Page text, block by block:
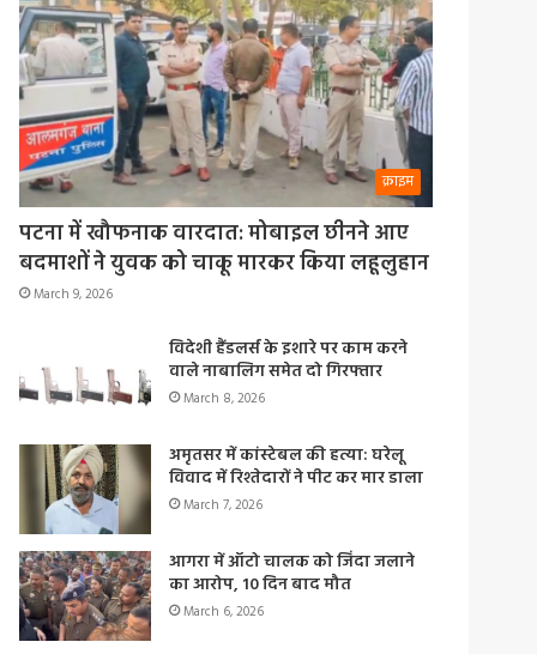
क्राइम
पटना में खौफनाक वारदात: मोबाइल छीनने आए
बदमाशों ने युवक को चाकू मारकर किया लहूलुहान
March 9, 2026
विदेशी हैंडलर्स के इशारे पर काम करने
वाले नाबालिग समेत दो गिरफ्तार
March 8, 2026
अमृतसर में कांस्टेबल की हत्या: घरेलू
विवाद में रिश्तेदारों ने पीट कर मार डाला
March 7, 2026
आगरा में ऑटो चालक को जिंदा जलाने
का आरोप, 10 दिन बाद मौत
March 6, 2026